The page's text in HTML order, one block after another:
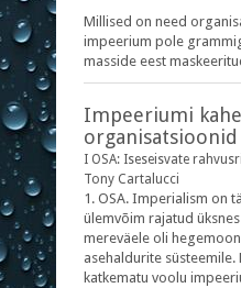
Millised on need
impeerium pole
masside eest
Impeeriumi
organisatsioonid
I OSA: Iseseisvate
Tony Cartalucci
1. OSA. Imperialism on
ülemvõim rajatud
mereväele oli
asehaldurite
katkematu voolu